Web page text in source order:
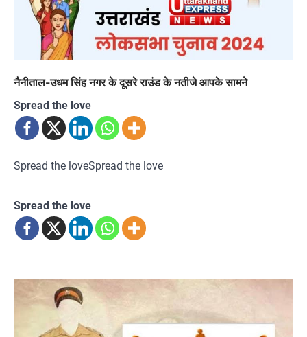
नैनीताल-उधम सिंह नगर के दूसरे राउंड के नतीजे आपके सामने
Spread the love
Spread the loveSpread the love
Spread the love